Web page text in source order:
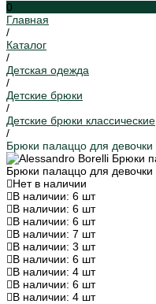
0
Главная
/
Каталог
/
Детская одежда
/
Детские брюки
/
Детские брюки классические
/
Брюки палаццо для девочки
Брюки палаццо для девочки
Нет в наличии
В наличии: 6 шт
В наличии: 6 шт
В наличии: 6 шт
В наличии: 7 шт
В наличии: 3 шт
В наличии: 6 шт
В наличии: 4 шт
В наличии: 6 шт
В наличии: 4 шт